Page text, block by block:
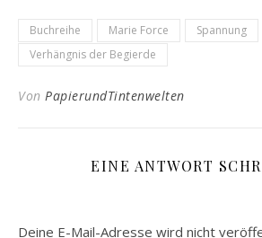
Buchreihe Marie Force
Spannung
Verhängnis der Begierde
Von PapierundTintenwelten
EINE ANTWORT
Deine E-Mail-Adresse wird nicht